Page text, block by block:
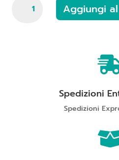
Marchesine,
Aggiungi
Spedizioni
Spedizioni